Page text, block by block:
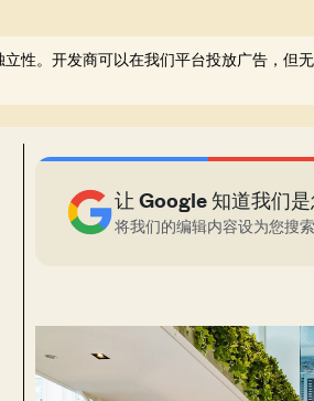
性。开发商可以在我们平台投放广告，但
让 Google 知道我们
将我们的编辑内容设为您搜